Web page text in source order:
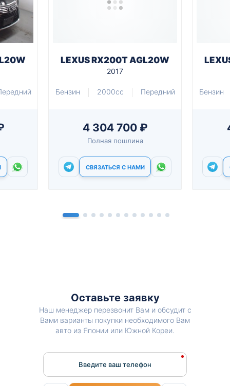
LEXUS RX200T AGL20W
2017
Бензин 2000cc Передний
4 304 700 ₽
Полная пошлина
СВЯЗАТЬСЯ С НАМИ
Бензин
Оставьте заявку
Наш менеджер перезвонит Вам и обсудит с
Вами варианты покупки необходимого Вам
авто из Японии или Южной Кореи.
Введите ваш телефон